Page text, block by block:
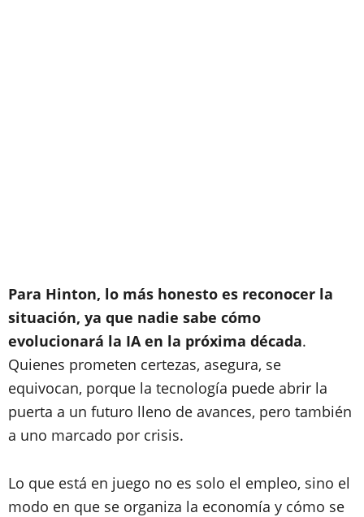
Para Hinton, lo más honesto es reconocer la
situación, ya que nadie sabe cómo
evolucionará la IA en la próxima década.
Quienes prometen certezas, asegura, se
equivocan, porque la tecnología puede abrir la
puerta a un futuro lleno de avances, pero también
a uno marcado por crisis.
Lo que está en juego no es solo el empleo, sino el
modo en que se organiza la economía y cómo se